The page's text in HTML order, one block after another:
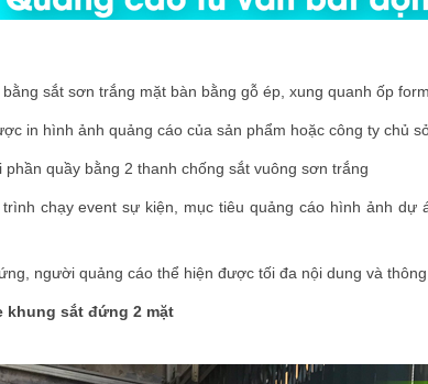
sắt sơn trắng mặt bàn bằng gỗ ép, xung quanh ốp
in hình ảnh quảng cáo của sản phẩm hoặc công ty chủ
quầy bằng 2 thanh chống sắt vuông sơn trắng
chạy event sự kiện, mục tiêu quảng cáo hình ảnh dự
người quảng cáo thể hiện được tối đa nội dung và
khung sắt đứng 2 mặt